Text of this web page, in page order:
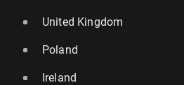
United Kingdom
Poland
Ireland